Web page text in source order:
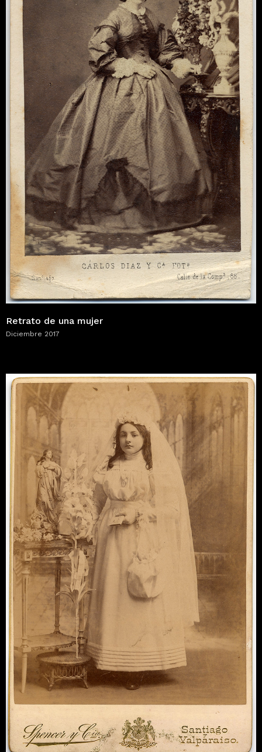
Retrato de una mujer
Diciembre 2017